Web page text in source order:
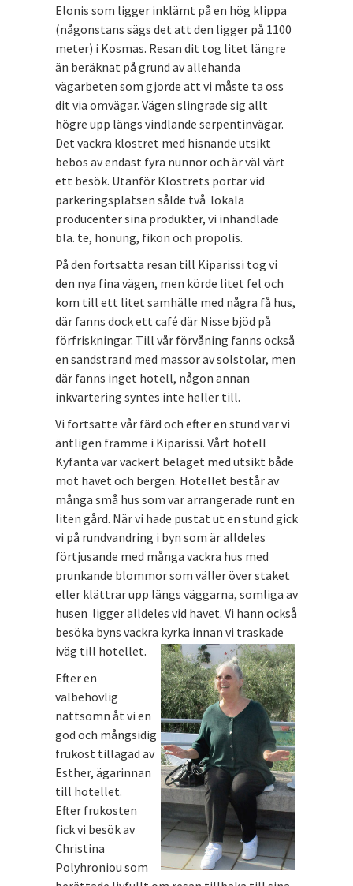
Elonis som ligger inklämt på en hög klippa
(någonstans sägs det att den ligger på 1100
meter) i Kosmas. Resan dit tog litet längre
än beräknat på grund av allehanda
vägarbeten som gjorde att vi måste ta oss
dit via omvägar. Vägen slingrade sig allt
högre upp längs vindlande serpentinvägar.
Det vackra klostret med hisnande utsikt
bebos av endast fyra nunnor och är väl värt
ett besök. Utanför Klostrets portar vid
parkeringsplatsen sålde två lokala
producenter sina produkter, vi inhandlade
bla. te, honung, fikon och propolis.
På den fortsatta resan till Kiparissi tog vi
den nya fina vägen, men körde litet fel och
kom till ett litet samhälle med några få hus,
där fanns dock ett café där Nisse bjöd på
förfriskningar. Till vår förvåning fanns också
en sandstrand med massor av solstolar, men
där fanns inget hotell, någon annan
inkvartering syntes inte heller till.
Vi fortsatte vår färd och efter en stund var vi
äntligen framme i Kiparissi. Vårt hotell
Kyfanta var vackert beläget med utsikt både
mot havet och bergen. Hotellet består av
många små hus som var arrangerade runt en
liten gård. När vi hade pustat ut en stund gick
vi på rundvandring i byn som är alldeles
förtjusande med många vackra hus med
prunkande blommor som väller över staket
eller klättrar upp längs väggarna, somliga av
husen ligger alldeles vid havet. Vi hann också
besöka byns vackra kyrka innan vi traskade
iväg till hotellet.
Efter en
välbehövlig
nattsömn åt vi en
god och mångsidig
frukost tillagad av
Esther, ägarinnan
till hotellet.
Efter frukosten
fick vi besök av
Christina
Polyhroniou som